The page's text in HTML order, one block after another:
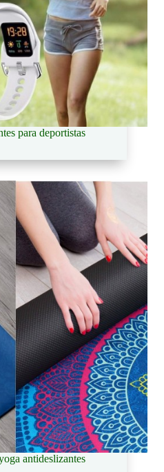
para deportistas
antideslizantes